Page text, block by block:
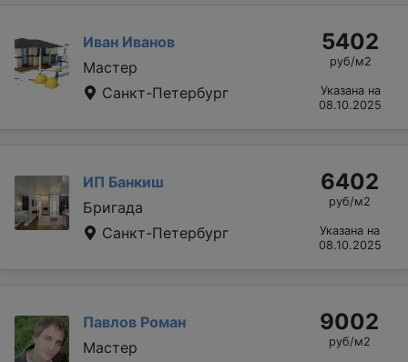
Иван Иванов
Мастер
Санкт-Петербург
5402
руб/м2
Указана на
08.10.2025
ИП Банкиш
Бригада
Санкт-Петербург
6402
руб/м2
Указана на
08.10.2025
Павлов Роман
Мастер
9002
руб/м2